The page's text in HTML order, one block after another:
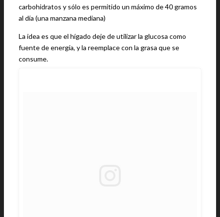
carbohidratos y sólo es permitido un máximo de 40 gramos
al día (una manzana mediana)
La idea es que el hígado deje de utilizar la glucosa como
fuente de energía, y la reemplace con la grasa que se
consume.